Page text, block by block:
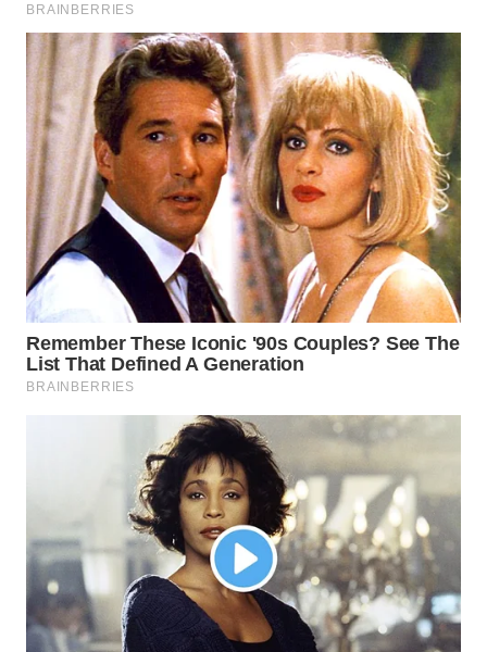
WN
DAIRI
WN
DANAU
TOBA
WN
NIAS
WN
LANGKAT
WN
LESUNG
WN